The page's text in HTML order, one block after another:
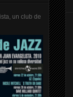
un club de